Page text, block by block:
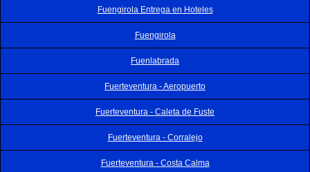
Fuengirola Entrega en Hoteles
Fuengirola
Fuenlabrada
Fuerteventura - Aeropuerto
Fuerteventura - Caleta de Fuste
Fuerteventura - Corralejo
Fuerteventura - Costa Calma